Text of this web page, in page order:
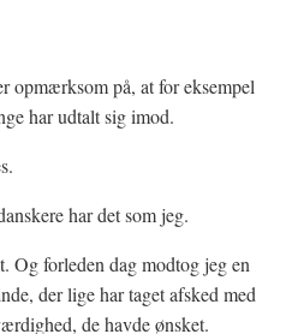
opmærksom på, at for eksempel
har udtalt sig imod.
har det som jeg.
Og forleden dag modtog jeg en
der lige har taget afsked med
de havde ønsket.